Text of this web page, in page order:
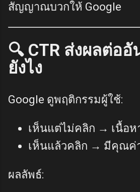
สัญญาณบวกให้ Google
🔍 CTR ส่งผลต่ออั
ยังไง
Google ดูพฤติกรรมผู้ใช้:
เห็นแต่ไม่คลิก → เนื้อห
เห็นแล้วคลิก → มีคุณค่
ผลลัพธ์: